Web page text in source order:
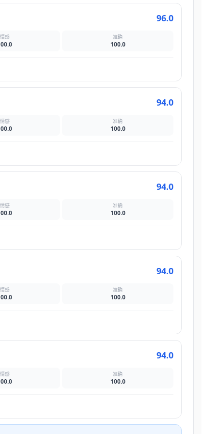
96.0
情感 准确
100.0
94.0
情感 准确
100.0
94.0
情感 准确
100.0
94.0
情感 准确
100.0
94.0
情感 准确
100.0